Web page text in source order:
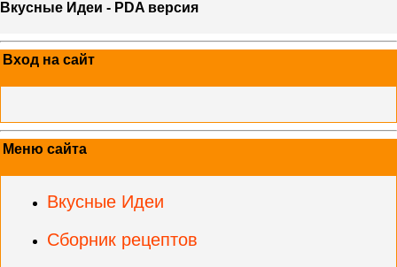
Вкусные Идеи - PDA версия
Вход на сайт
Меню сайта
Вкусные Идеи
Сборник рецептов